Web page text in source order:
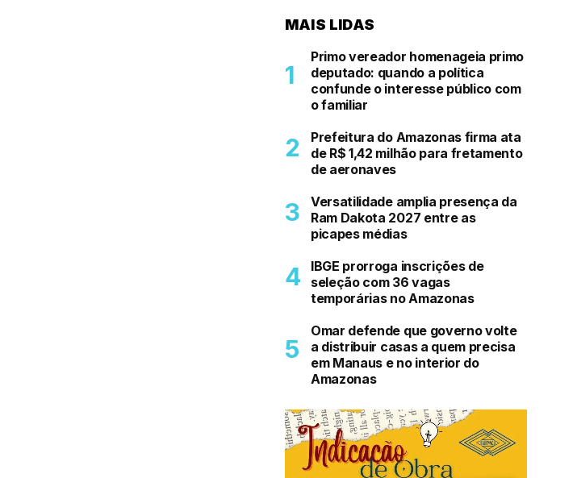
MAIS LIDAS
Primo vereador homenageia primo
deputado: quando a política
confunde o interesse público com
o familiar
Prefeitura do Amazonas firma ata
de R$ 1,42 milhão para fretamento
de aeronaves
Versatilidade amplia presença da
Ram Dakota 2027 entre as
picapes médias
IBGE prorroga inscrições de
seleção com 36 vagas
temporárias no Amazonas
Omar defende que governo volte
a distribuir casas a quem precisa
em Manaus e no interior do
Amazonas